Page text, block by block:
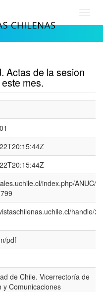
Actas de la sesion
mes.
index.php/ANUC/
handle/
pdf
de Chile. Vicerrectoría de
y Comunicaciones